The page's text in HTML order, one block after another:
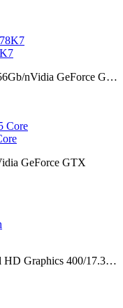
nVidia GeForce G…
GeForce GTX
HD Graphics 400/17.3…